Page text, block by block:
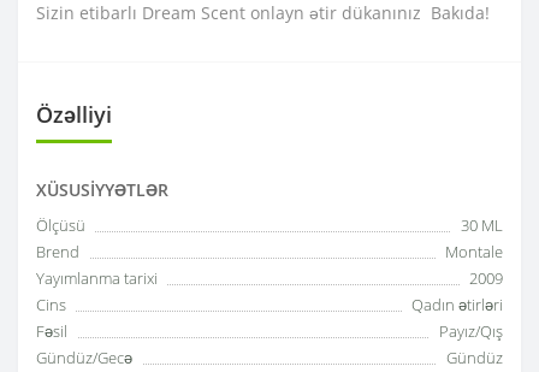
Sizin etibarlı Dream Scent onlayn ətir dükanınız Bakıda!
Özəlliyi
XÜSUSIYYƏTLƏR
Ölçüsü
30 ML
Brend
Montale
Yayımlanma tarixi
2009
Cins
Qadın ətirləri
Fəsil
Payız/Qış
Gündüz/Gecə
Gündüz